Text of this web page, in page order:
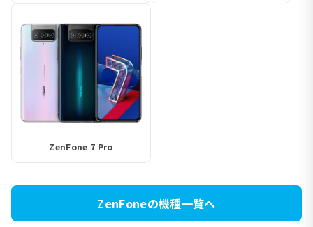
ZenFone 7 Pro
ZenFoneの機種一覧へ